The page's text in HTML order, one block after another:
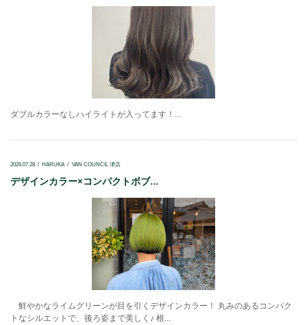
ダブルカラーなしハイライトが入ってます！...
2026.07.28 HARUKA VAN COUNCIL 津店
デザインカラー×コンパクトボブ...
鮮やかなライムグリーンが目を引くデザインカラー！ 丸みのあるコンパク
トなシルエットで、後ろ姿まで美しく♪ 根...